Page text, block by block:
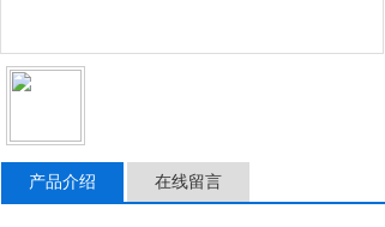
产品介绍 在线留言